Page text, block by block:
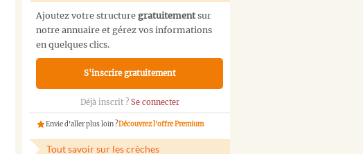
Ajoutez votre structure gratuitementsur
notre annuaire et gérez vos informations
en quelques clics.
S'inscrire gratuitement
Déjà inscrit ? Se connecter
Envie d'aller plus loin ?Découvrez l'offre Premium
Tout savoir sur les crèches